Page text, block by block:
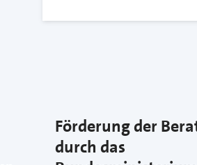
Förderung der
durch das